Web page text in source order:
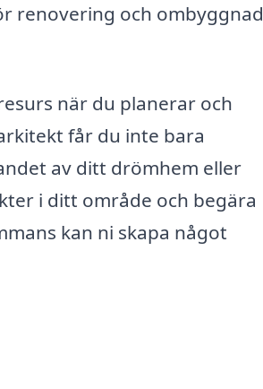
renovering och ombyggnad
när du planerar och
får du inte bara
av ditt drömhem eller
i ditt område och begära
kan ni skapa något